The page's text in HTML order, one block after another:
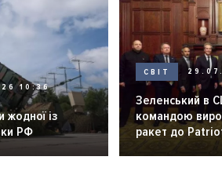
10:36
із
РФ
СВІТ
Зеленський в
командою
ракет до